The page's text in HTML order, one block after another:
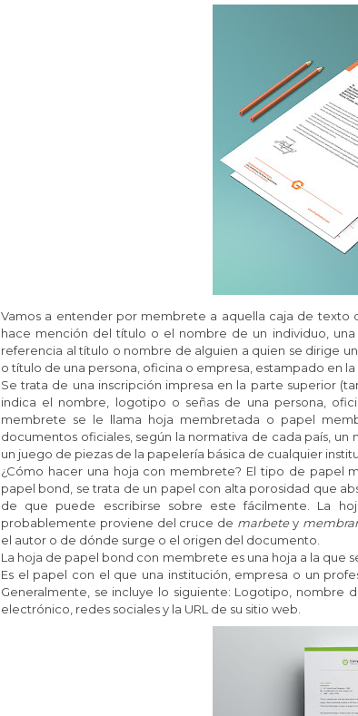
Vamos a entender por membrete a aquella caja de texto
hace mención del título o el nombre de un individuo,
referencia al título o nombre de alguien a quien se dirige
o título de una persona, oficina o empresa, estampado en
Se trata de una inscripción impresa en la parte superior
indica el nombre, logotipo o señas de una persona,
membrete se le llama hoja membretada o papel
documentos oficiales, según la normativa de cada país,
un juego de piezas de la papelería básica de cualquier
¿Cómo hacer una hoja con membrete? El tipo de papel
papel bond, se trata de un papel con alta porosidad que
de que puede escribirse sobre este fácilmente. L a
probablemente proviene del cruce de marbetey membrar
el autor o de dónde surge o el origen del documento.
La hoja de papel bond con membrete es una hoja a la que
Es el papel con el que una institución, empresa o un
Generalmente, se incluye lo siguiente: Logotipo,
electrónico, redes sociales y la URL de su sitio web.